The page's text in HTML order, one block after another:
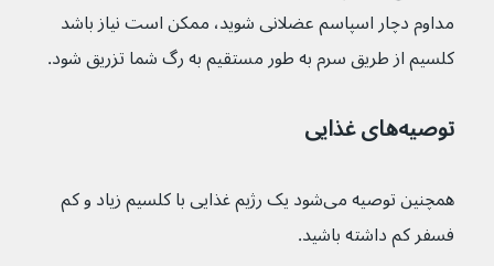
مداوم دچار اسپاسم عضلانی شوید، ممکن است نیاز باشد
کلسیم از طریق سرم به طور مستقیم به رگ شما تزریق شود.
توصیه‌های غذایی
همچنین توصیه می‌شود یک رژیم غذایی با کلسیم زیاد و کم
فسفر کم داشته باشید.